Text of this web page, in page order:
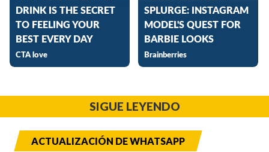
SIGUE LEYENDO
ACTUALIZACIÓN DE WHATSAPP